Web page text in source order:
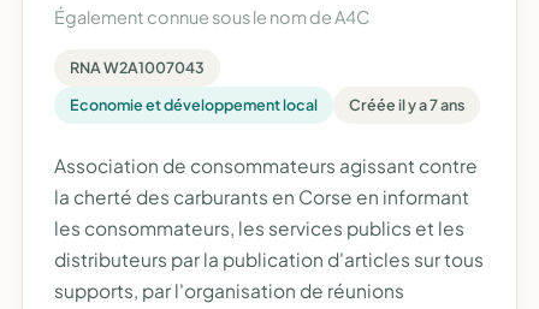
Également connue sous le nom deA4C
RNA W2A1007043
Economie et développement local
Créée il y a 7 ans
Association de consommateurs agissant contre
la cherté des carburants en Corse en informant
les consommateurs, les services publics et les
distributeurs par la publication d'articles sur tous
supports, par l'organisation de réunions